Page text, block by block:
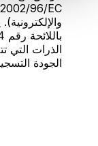
الذرات التي
الجودة التسجيل أيزو